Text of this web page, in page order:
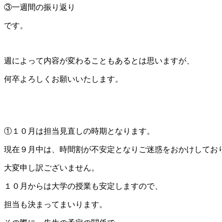
③一週間の振り返り
です。
週によって内容が変わることもあるとは思いますが、
何卒よろしくお願いいたします。
①１０月は担当見直しの時期となります。
現在９月中は、時間割が不安定となりご迷惑をおかけしてお
大変申し訳ございません。
１０月からは大学の授業も安定しますので、
担当も決まってまいります。